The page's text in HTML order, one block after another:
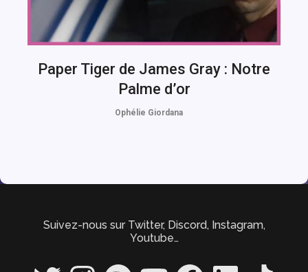
Paper Tiger de James Gray : Notre
Palme d’or
Ophélie Giordana
Suivez-nous sur Twitter, Discord, Instagram,
Youtube…
Twitter InstagramSpotify YouTube FacebookLinkedIn TikTok